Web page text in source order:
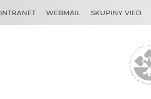
INTRANET WEBMAIL SKUPINY VIED